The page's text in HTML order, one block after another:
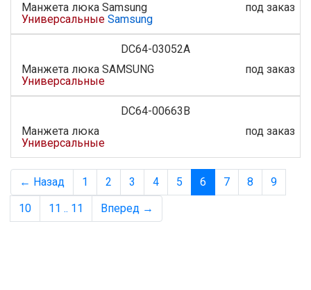
Манжета люка Samsung
Универсальные Samsung
под заказ
DC64-03052A
Манжета люка SAMSUNG
Универсальные
под заказ
DC64-00663B
Манжета люка
Универсальные
под заказ
← Назад 1 2 3 4 5 6 7 8
9
10
11 .. 11 Вперед →